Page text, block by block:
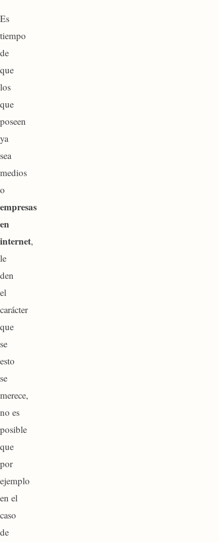
Es
tiempo
de
que
los
que
poseen
ya
sea
medios
o
empresas
en
internet,
le
den
el
carácter
que
se
esto
se
merece,
no es
posible
que
por
ejemplo
en el
caso
de